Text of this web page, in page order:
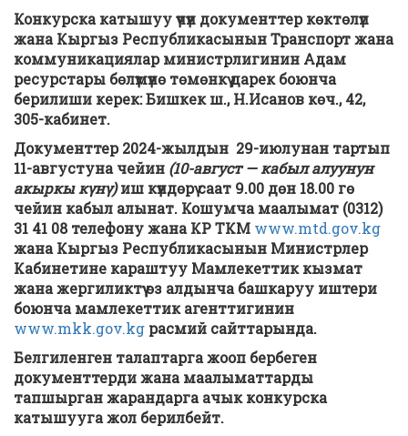
Конкурска катышуу үчүн документтер көктөлүп
жана Кыргыз Республикасынын Транспорт жана
коммуникациялар министрлигинин Адам
ресурстары бөлүмүнө төмөнкү дарек боюнча
берилиши керек: Бишкек ш.,Н.Исанов көч., 42,
305-кабинет.
Документтер 2024-жылдын 29-июлунан тартып
11-августуна чейин (10-август — кабыл алуунун
акыркы күнү)иш күндөрү саат 9.00 дөн 18.00 гө
чейин кабыл алынат. Кошумча маалымат (0312)
31 41 08 телефону жана КР ТКМ www.mtd.gov.kg
жана Кыргыз Республикасынын Министрлер
Кабинетине караштуу Мамлекеттик кызмат
жана жергиликтүү өз алдынча башкаруу иштери
боюнча мамлекеттик агенттигинин
www.mkk.gov.kg расмий сайттарында.
Белгиленген талаптарга жооп бербеген
документтерди жана маалыматтарды
тапшырган жарандарга ачык конкурска
катышууга жол берилбейт.